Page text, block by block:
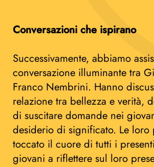
Conversazioni che ispirano
Successivamente, abbiamo
conversazione illuminante tra
Franco Nembrini. Hanno
relazione tra bellezza e verità,
di suscitare domande nei
desiderio di significato. Le loro
toccato il cuore di tutti i
giovani a riflettere sul loro